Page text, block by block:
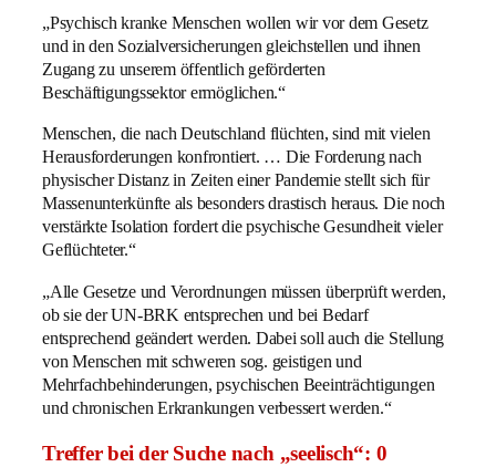
„Psychisch kranke Menschen wollen wir vor dem Gesetz
und in den Sozialversicherungen gleichstellen und ihnen
Zugang zu unserem öffentlich geförderten
Beschäftigungssektor ermöglichen.“
Menschen, die nach Deutschland flüchten, sind mit vielen
Herausforderungen konfrontiert. … Die Forderung nach
physischer Distanz in Zeiten einer Pandemie stellt sich für
Massenunterkünfte als besonders drastisch heraus. Die noch
verstärkte Isolation fordert die psychische Gesundheit vieler
Geflüchteter.“
„Alle Gesetze und Verordnungen müssen überprüft werden,
ob sie der UN-BRK entsprechen und bei Bedarf
entsprechend geändert werden. Dabei soll auch die Stellung
von Menschen mit schweren sog. geistigen und
Mehrfachbehinderungen, psychischen Beeinträchtigungen
und chronischen Erkrankungen verbessert werden.“
Treffer bei der Suche nach „seelisch“: 0